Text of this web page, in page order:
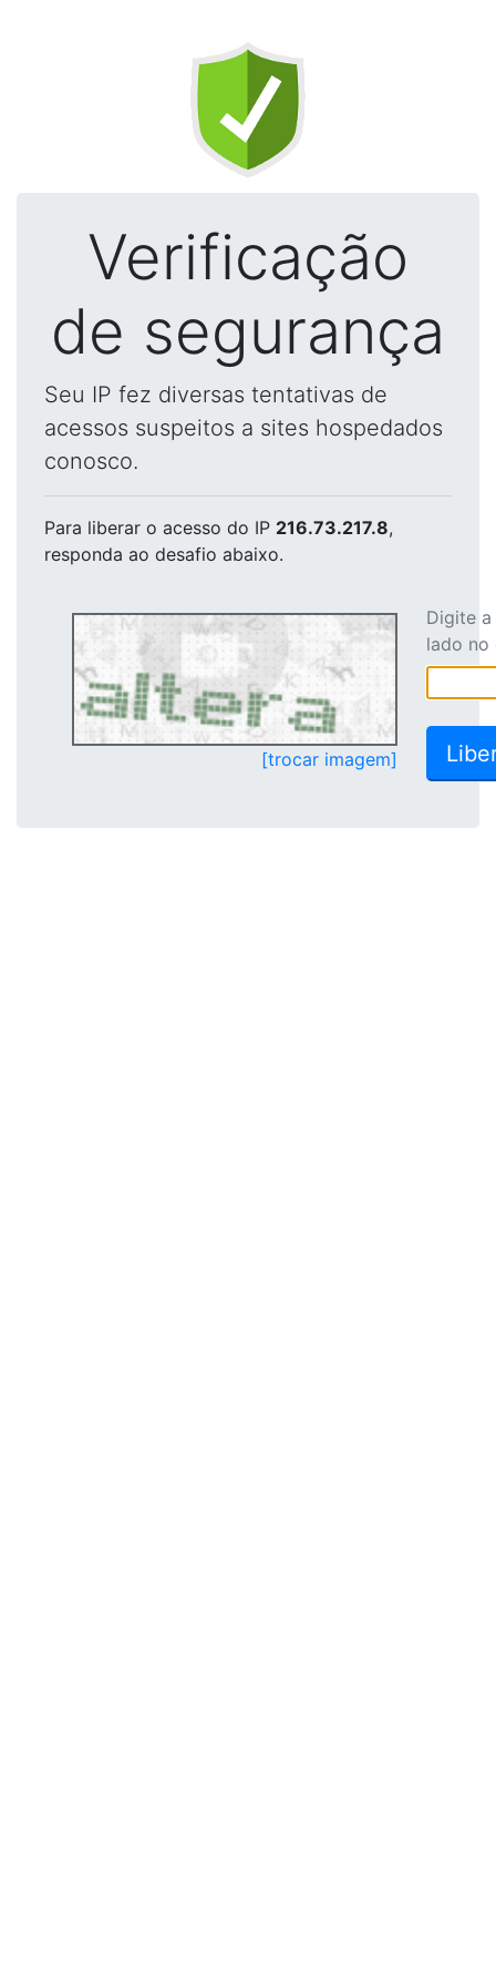
Verificação
de segurança
Seu IP fez diversas tentativas de
acessos suspeitos a sites hospedados
conosco.
Para liberar o acesso do IP 216.73.217.8,
responda ao desafio abaixo.
[trocar imagem]
Digite
lado no